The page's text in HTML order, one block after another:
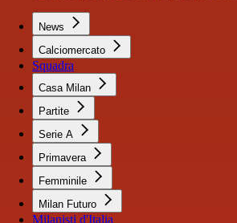
News
Calciomercato
Squadra
Casa Milan
Partite
Serie A
Primavera
Femminile
Milan Futuro
Milanisti d'Italia